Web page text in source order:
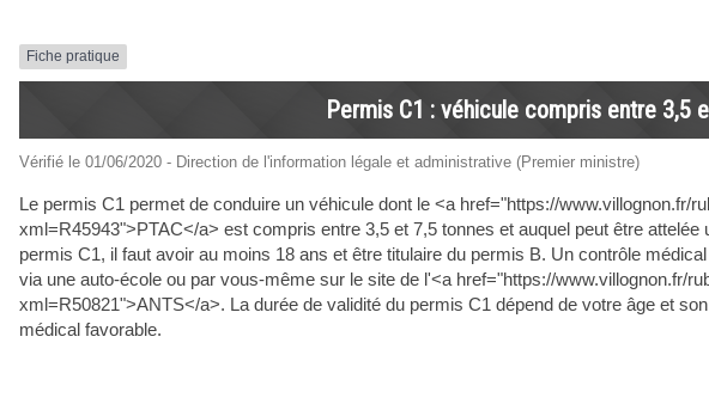
Fiche pratique
Permis C1 : véhicule compris entre 3,5
Vérifié le 01/06/2020 - Direction de l'information légale et administrative (Premier ministre)
Le permis C1 permet de conduire un véhicule dont le <a href="https://www.villognon.fr/
xml=R45943">PTAC</a> est compris entre 3,5 et 7,5 tonnes et auquel peut être
permis C1, il faut avoir au moins 18 ans et être titulaire du permis B. Un contrôle
via une auto-école ou par vous-même sur le site de l'<a href="https://www.villognon.fr/
xml=R50821">ANTS</a>. La durée de validité du permis C1 dépend de votre âge et
médical favorable.